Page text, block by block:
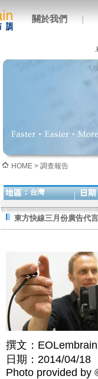
關於我們 |
HOME > 調查報告
台灣
東方快線三月份廣告代
撰文：
日期：2014/04/18
Photo provided by